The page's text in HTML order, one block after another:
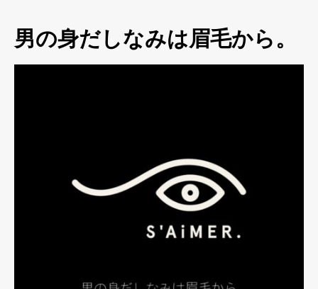
男の身だしなみは眉毛から。